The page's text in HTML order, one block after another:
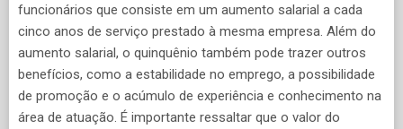
funcionários que consiste em um aumento salarial a cada
cinco anos de serviço prestado à mesma empresa. Além do
aumento salarial, o quinquênio também pode trazer outros
benefícios, como a estabilidade no emprego, a possibilidade
de promoção e o acúmulo de experiência e conhecimento na
área de atuação. É importante ressaltar que o valor do